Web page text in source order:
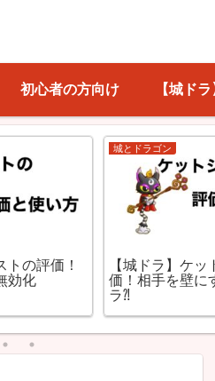
初心者の方向け 【城ド
ルフの評
化する強
コスト5～7(進撃)
【城ドラ×マク
キリーの評価！
相手を翻弄する